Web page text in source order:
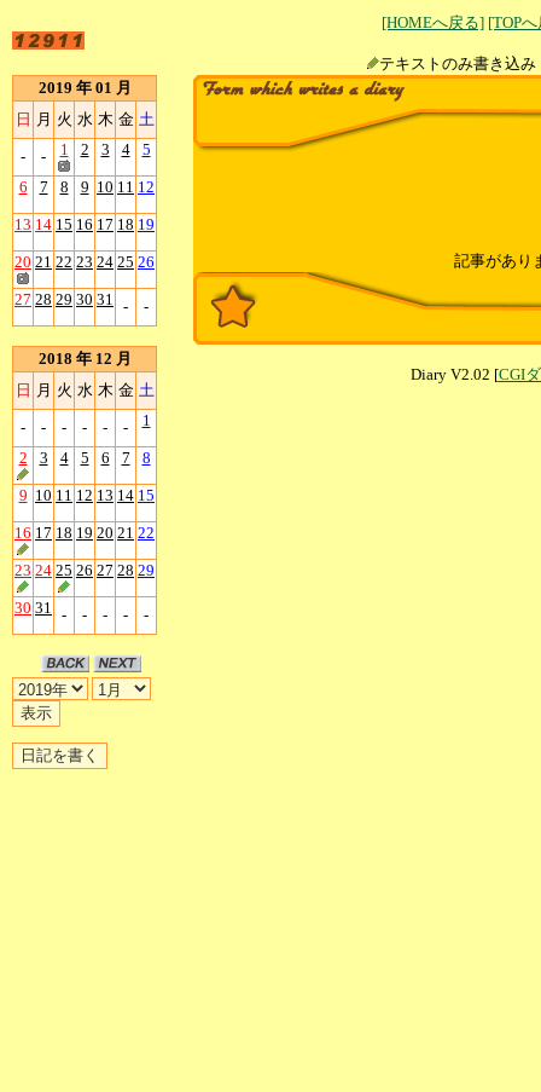
[HOMEへ戻る] [TOP
テキストのみ書
2019 年 01 月
日 月 火 水 木 金 土
- - 1 2 3 4 5
6 7 8 9 10 11 12
13 14 15 16 17 18 19
20 21 22 23 24 25 26
27 28 29 30 31 - -
2018 年 12 月
日 月 火 水 木 金 土
- - - - - - 1
2 3 4 5 6 7 8
9 10 11 12 13 14 15
16 17 18 19 20 21 22
23 24 25 26 27 28 29
30 31 - - - - -
記事があり
Diary V2.02 [CGI